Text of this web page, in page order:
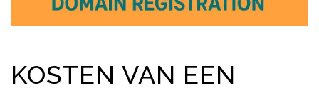
KOSTEN VAN EEN